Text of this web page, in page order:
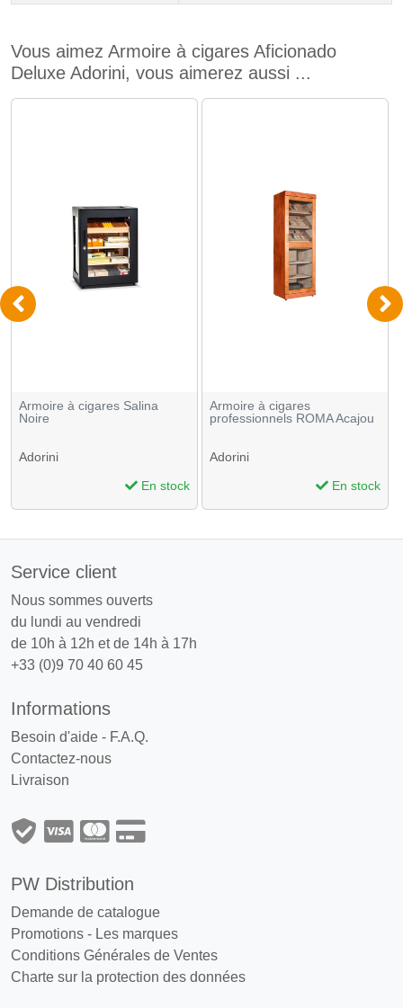
Vous aimez Armoire à cigares Aficionado
Deluxe Adorini, vous aimerez aussi ...
Armoire à cigares Salina
Noire
Adorini
En stock
Armoire à cigares
professionnels ROMA Acajou
Adorini
En stock
Service client
Nous sommes ouverts
du lundi au vendredi
de 10h à 12h et de 14h à 17h
+33 (0)9 70 40 60 45
Informations
Besoin d'aide - F.A.Q.
Contactez-nous
Livraison
PW Distribution
Demande de catalogue
Promotions - Les marques
Conditions Générales de Ventes
Charte sur la protection des données